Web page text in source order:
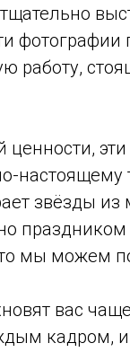
фотографии
работу,
ценности,
настоящему
звёзды
праздником
мы можем
вас
кадром,